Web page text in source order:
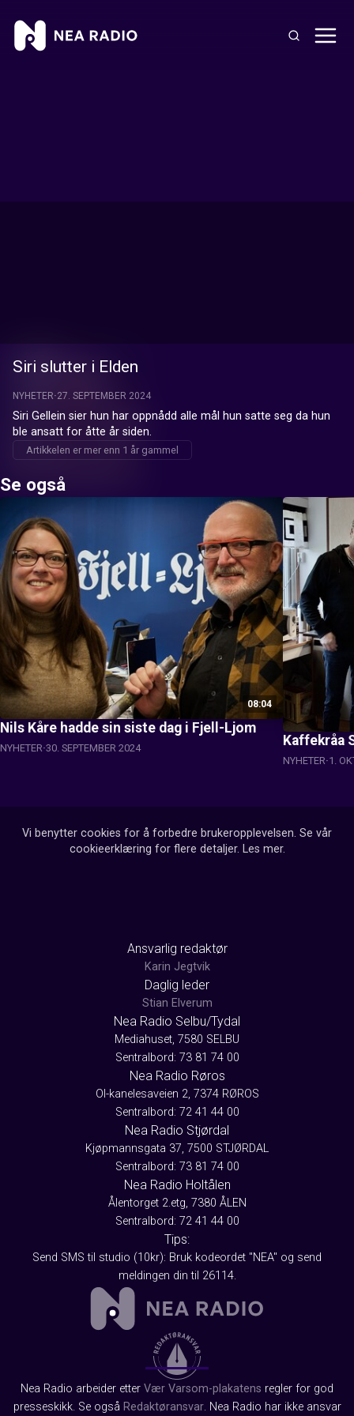
Siri slutter i Elden
NYHETER 27. SEPTEMBER 2024
Siri Gellein sier hun har oppnådd alle mål hun satte seg da hun
ble ansatt for åtte år siden.
Artikkelen er mer enn 1 år gammel
Se også
08:04
Nils Kåre hadde sin siste dag i Fjell-Ljom
NYHETER 30. SEPTEMBER 2024 Kaffekråa
NYHETER 1.
Vi benytter cookies for å forbedre brukeropplevelsen. Se vår
cookieerklæring for flere detaljer. Les mer.
Ansvarlig redaktør
Karin Jegtvik
Daglig leder
Stian Elverum
Nea Radio Selbu/Tydal
Mediahuset, 7580 SELBU
Sentralbord: 73 81 74 00
Nea Radio Røros
Ol-kanelesaveien 2, 7374 RØROS
Sentralbord: 72 41 44 00
Nea Radio Stjørdal
Kjøpmannsgata 37, 7500 STJØRDAL
Sentralbord: 73 81 74 00
Nea Radio Holtålen
Ålentorget 2.etg, 7380 ÅLEN
Sentralbord: 72 41 44 00
Tips:
Send SMS til studio (10kr): Bruk kodeordet "NEA" og send
meldingen din til 26114.
Nea Radio arbeider etter Vær Varsom-plakatens regler for god
presseskikk. Se også Redaktøransvar. Nea Radio har ikke ansvar